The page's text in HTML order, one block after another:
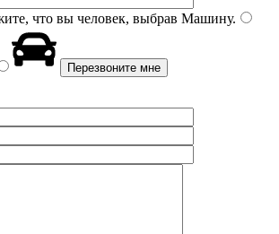
что вы человек, выбрав Машину.